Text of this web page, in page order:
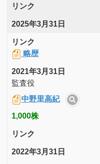
リンク
2025年3月31日
リンク
略歴
2021年3月31日
監査役
中野里高紀
1,000株
リンク
2022年3月31日